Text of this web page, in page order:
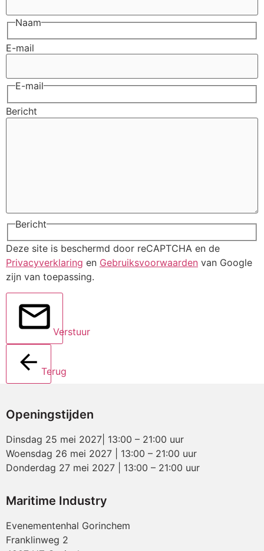
Naam
E-mail
E-mail
Bericht
Bericht
Deze site is beschermd door reCAPTCHA en de
Privacyverklaring en Gebruiksvoorwaarden van Google
zijn van toepassing.
Verstuur
Terug
Openingstijden
Dinsdag 25 mei 2027| 13:00 – 21:00 uur
Woensdag 26 mei 2027 | 13:00 – 21:00 uur
Donderdag 27 mei 2027 | 13:00 – 21:00 uur
Maritime Industry
Evenementenhal Gorinchem
Franklinweg 2